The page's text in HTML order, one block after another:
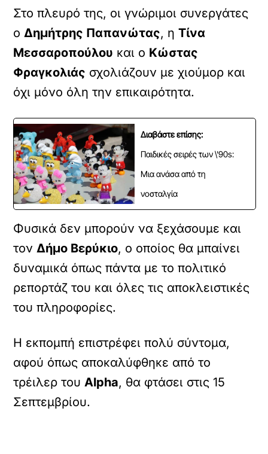
Στο πλευρό της, οι γνώριμοι συνεργάτες
οΔημήτρης Παπανώτας, ηΤίνα
Μεσσαροπούλου και ο Κώστας
Φραγκολιάς σχολιάζουν με χιούμορ και
όχι μόνο όλη την επικαιρότητα.
Διαβάστε επίσης:
Παιδικές σειρές των \'90s:
Μια ανάσα από τη
νοσταλγία
Φυσικά δεν μπορούν να ξεχάσουμε και
τονΔήμο Βερύκιο, ο οποίος θα μπαίνει
δυναμικά όπως πάντα με το πολιτικό
ρεπορτάζ του και όλες τις αποκλειστικές
του πληροφορίες.
Η εκπομπή επιστρέφει πολύ σύντομα,
αφού όπως αποκαλύφθηκε από το
τρέιλερ τουAlpha, θα φτάσει στις 15
Σεπτεμβρίου.